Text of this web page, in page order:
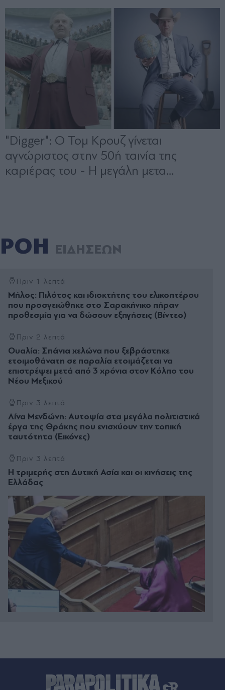
ΡΟΗ ΕΙΔΗΣΕΩΝ
Πριν 1 λεπτά
Μήλος: Πιλότος και ιδιοκτήτης του ελικοπτέρου
που προσγειώθηκε στο Σαρακήνικο πήραν
προθεσμία για να δώσουν εξηγήσεις (Βίντεο)
Πριν 2 λεπτά
Ουαλία: Σπάνια χελώνα που ξεβράστηκε
ετοιμοθάνατη σε παραλία ετοιμάζεται να
επιστρέψει μετά από 3 χρόνια στον Κόλπο του
Νέου Μεξικού
Πριν 3 λεπτά
Λίνα Μενδώνη: Αυτοψία στα μεγάλα πολιτιστικά
έργα της Θράκης που ενισχύουν την τοπική
ταυτότητα (Εικόνες)
Πριν 3 λεπτά
Η τριµερής στη ∆υτική Ασία και οι κινήσεις της
Ελλάδας
Σαουδικής Αραβίας, Πακιστάν, Τουρκίας